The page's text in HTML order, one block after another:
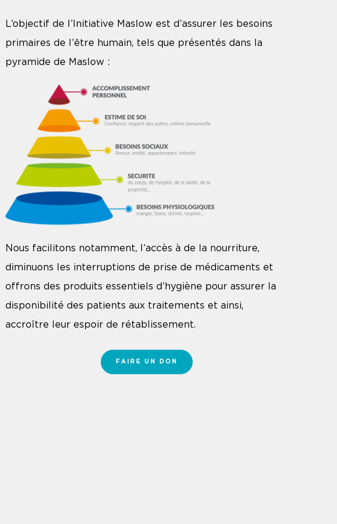
L’objectif de l’Initiative Maslow est d’assurer les besoins
primaires de l’être humain, tels que présentés dans la
pyramide de Maslow :
Nous facilitons notamment, l’accès à de la nourriture,
diminuons les interruptions de prise de médicaments et
offrons des produits essentiels d’hygiène pour assurer la
disponibilité des patients aux traitements et ainsi,
accroître leur espoir de rétablissement.
FAIRE UN DON